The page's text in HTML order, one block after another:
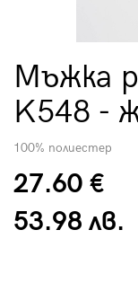
Мъжка
K548 -
100% полиестер
27.60 €
53.98 лв.